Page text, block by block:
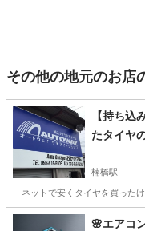
その他の地元のお店
【持ち込
たタイヤ
楠橋駅
「ネットで安くタイヤを買っ
福岡 北九州市 🌸エアコ